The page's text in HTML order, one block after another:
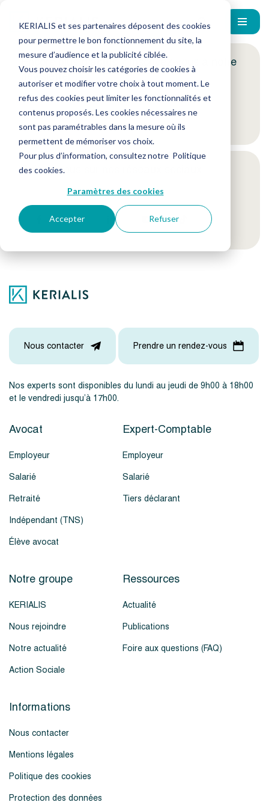
KERIALIS et ses partenaires déposent des cookies
pour permettre le bon fonctionnement du site, la
mesure d’audience et la publicité ciblée.
Vous pouvez choisir les catégories de cookies à
autoriser et modifier votre choix à tout moment. Le
refus des cookies peut limiter les fonctionnalités et
contenus proposés. Les cookies nécessaires ne
sont pas paramétrables dans la mesure où ils
permettent de mémoriser vos choix.
Pour plus d’information, consultez notre Politique
des cookies.
Paramètres des cookies
Accepter Refuser
Encore plus d'actus ? Inscrivez-vous à notre
newsletter !
Je m'inscris
Suivez-nous sur nos réseaux sociaux
Nos experts sont disponibles du lundi au jeudi de 9h00 à 18h00
et le vendredi jusqu’à 17h00.
Nous contacter Prendre un rendez-vous
Avocat
Employeur
Salarié
Retraité
Indépendant (TNS)
Élève avocat
Expert-Comptable
Employeur
Salarié
Tiers déclarant
Notre groupe
KERIALIS
Nous rejoindre
Notre actualité
Action Sociale
Ressources
Actualité
Publications
Foire aux questions (FAQ)
Informations
Nous contacter
Mentions légales
Politique des cookies
Protection des données